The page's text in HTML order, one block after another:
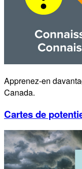
Apprenez-en
Canada.
Cartes de